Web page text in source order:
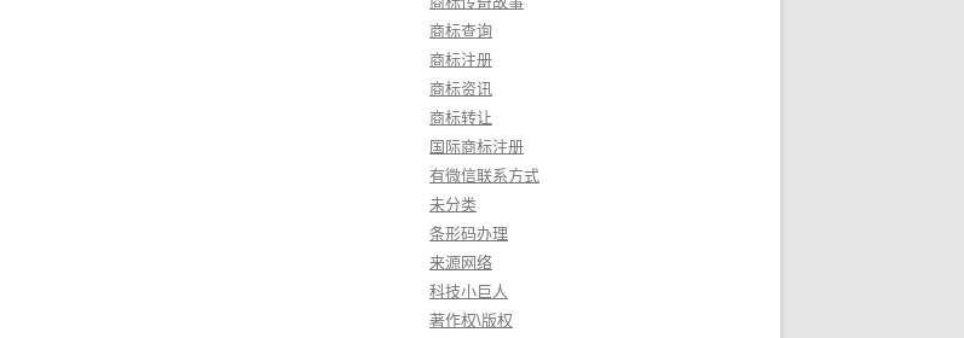
商标查询
商标注册
商标资讯
商标转让
国际商标注册
有微信联系方式
未分类
条形码办理
来源网络
科技小巨人
著作权\版权